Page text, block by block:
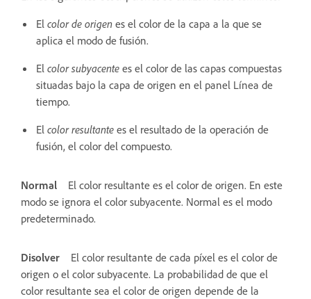
El color de origen es el color de la capa a la que se
aplica el modo de fusión.
El color subyacente es el color de las capas compuestas
situadas bajo la capa de origen en el panel Línea de
tiempo.
El color resultante es el resultado de la operación de
fusión, el color del compuesto.
Normal
El color resultante es el color de origen. En este
modo se ignora el color subyacente. Normal es el modo
predeterminado.
Disolver
El color resultante de cada píxel es el color de
origen o el color subyacente. La probabilidad de que el
color resultante sea el color de origen depende de la